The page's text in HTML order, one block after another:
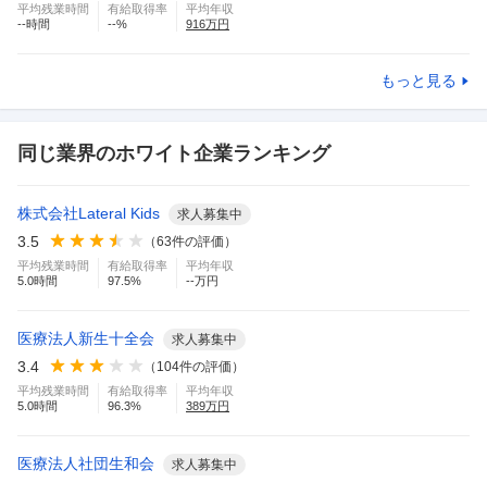
平均残業時間
--時間
有給取得率
--%
平均年収
916万円
もっと見る
同じ業界のホワイト企業ランキング
株式会社Lateral Kids 求人募集中
3.5 （63件の評価）
平均残業時間
5.0時間
有給取得率
97.5%
平均年収
--万円
医療法人新生十全会 求人募集中
3.4 （ 104件の評価）
平均残業時間
5.0時間
有給取得率
96.3%
平均年収
389万円
医療法人社団生和会 求人募集中